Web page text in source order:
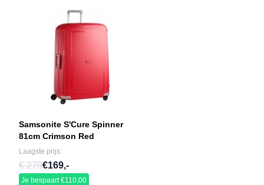
Samsonite S'Cure Spinner
81cm Crimson Red
Laagste prijs:
€ 279€169,-
Je bespaart €110,00